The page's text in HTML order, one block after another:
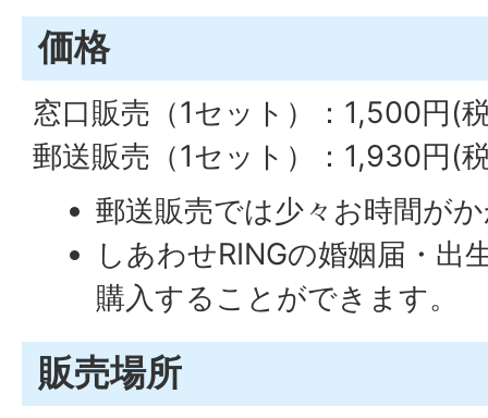
価格
窓口販売（1セット）：1,500円(
郵送販売（1セット）：1,930円(
郵送販売では少々お時間が
しあわせRINGの婚姻届・出
購入することができます。
販売場所